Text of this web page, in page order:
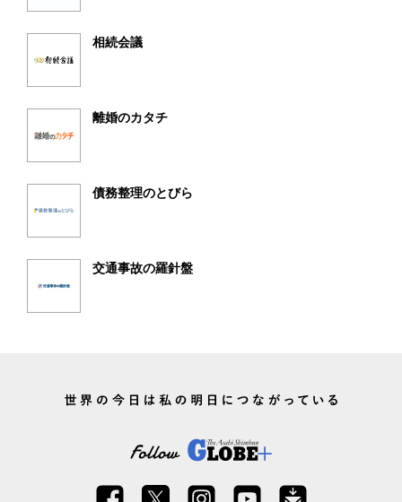
相続会議
離婚のカタチ
債務整理のとびら
交通事故の羅針盤